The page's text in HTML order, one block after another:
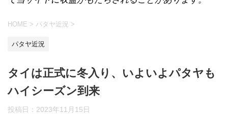
HOME > パタヤ近況 >
パタヤ近況
タイは正式に冬入り、いよいよパタヤも
ハイシーズン到来
投稿日： 2023年11月15日